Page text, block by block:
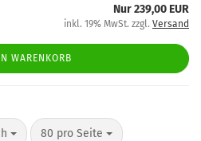
Nur 239,00 EUR
inkl. 19% MwSt. zzgl. Versand
WARENKORB
80 pro Seite